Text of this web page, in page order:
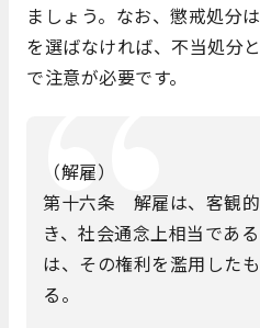
ましょう。なお、懲戒処分
を選ばなければ、不当処分
で注意が必要です。
（解雇）
第十六条 解雇は、客観
き、社会通念上相当であ
は、その権利を濫用した
る。